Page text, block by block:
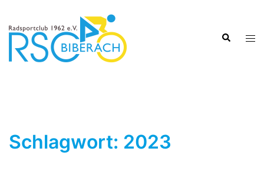
Inhalt
springen
Suche
Schlagwort: 2023